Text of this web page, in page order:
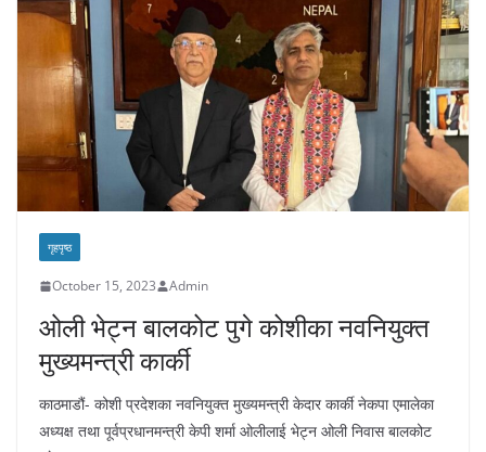
गृहपृष्ठ
October 15, 2023 Admin
ओली भेट्न बालकोट पुगे कोशीका नवनियुक्त
मुख्यमन्त्री कार्की
काठमाडौं- कोशी प्रदेशका नवनियुक्त मुख्यमन्त्री केदार कार्की नेकपा एमालेका
अध्यक्ष तथा पूर्वप्रधानमन्त्री केपी शर्मा ओलीलाई भेट्न ओली निवास बालकोट